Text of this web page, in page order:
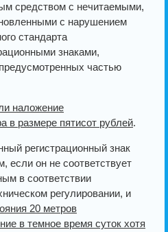
средством с нечитаемыми,
с нарушением
стандарта
знаками,
частью
наложение
в размере пятисот рублей.
регистрационный знак
если он не соответствует
в соответствии
регулировании, и
20 метров
в темное время суток хотя